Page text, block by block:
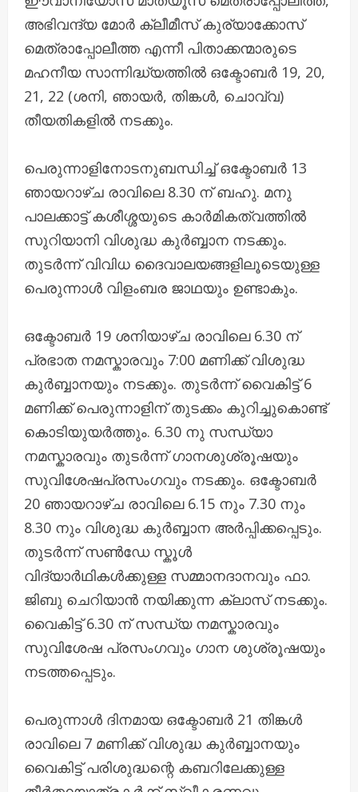
അഭിവന്ദ്യ മോർ ക്ലീമീസ് കുര്യാക്കോസ്
മെത്രാപ്പോലീത്ത എന്നീ പിതാക്കന്മാരുടെ
മഹനീയ സാന്നിദ്ധ്യത്തിൽ ഒക്ടോബർ 19, 20,
21, 22 (ശനി, ഞായർ, തിങ്കൾ, ചൊവ്വ)
തീയതികളിൽ നടക്കും.
പെരുന്നാളിനോടനുബന്ധിച്ച് ഒക്ടോബർ 13
ഞായറാഴ്ച രാവിലെ 8.30 ന് ബഹു. മനു
പാലക്കാട്ട് കശീശ്ശയുടെ കാർമികത്വത്തിൽ
സുറിയാനി വിശുദ്ധ കുർബ്ബാന നടക്കും.
തുടർന്ന് വിവിധ ദൈവാലയങ്ങളിലൂടെയുള്ള
പെരുന്നാൾ വിളംബര ജാഥയും ഉണ്ടാകും.
ഒക്ടോബർ 19 ശനിയാഴ്ച രാവിലെ 6.30 ന്
പ്രഭാത നമസ്കാരവും 7:00 മണിക്ക് വിശുദ്ധ
കുർബ്ബാനയും നടക്കും. തുടർന്ന് വൈകിട്ട് 6
മണിക്ക് പെരുന്നാളിന് തുടക്കം കുറിച്ചുകൊണ്ട്
കൊടിയുയർത്തും. 6.30 നു സന്ധ്യാ
നമസ്കാരവും തുടർന്ന് ഗാനശുശ്രൂഷയും
സുവിശേഷപ്രസംഗവും നടക്കും. ഒക്ടോബർ
20 ഞായറാഴ്ച രാവിലെ 6.15 നും 7.30 നും
8.30 നും വിശുദ്ധ കുർബ്ബാന അർപ്പിക്കപ്പെടും.
തുടർന്ന് സൺഡേ സ്കൂൾ
വിദ്യാർഥികൾക്കുള്ള സമ്മാനദാനവും ഫാ.
ജിബു ചെറിയാൻ നയിക്കുന്ന ക്ലാസ് നടക്കും.
വൈകിട്ട് 6.30 ന് സന്ധ്യ നമസ്കാരവും
സുവിശേഷ പ്രസംഗവും ഗാന ശുശ്രൂഷയും
നടത്തപ്പെടും.
പെരുന്നാൾ ദിനമായ ഒക്ടോബർ 21 തിങ്കൾ
രാവിലെ 7 മണിക്ക് വിശുദ്ധ കുർബ്ബാനയും
വൈകിട്ട് പരിശുദ്ധന്റെ കബറിലേക്കുള്ള